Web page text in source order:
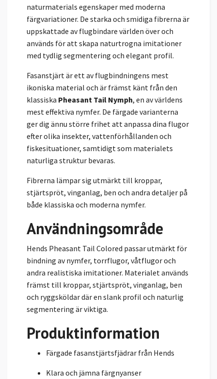
naturmaterials egenskaper med moderna
färgvariationer. De starka och smidiga fibrerna är
uppskattade av flugbindare världen över och
används för att skapa naturtrogna imitationer
med tydlig segmentering och elegant profil.
Fasanstjärt är ett av flugbindningens mest
ikoniska material och är främst känt från den
klassiska Pheasant Tail Nymph, en av världens
mest effektiva nymfer. De färgade varianterna
ger dig ännu större frihet att anpassa dina flugor
efter olika insekter, vattenförhållanden och
fiskesituationer, samtidigt som materialets
naturliga struktur bevaras.
Fibrerna lämpar sig utmärkt till kroppar,
stjärtspröt, vinganlag, ben och andra detaljer på
både klassiska och moderna nymfer.
Användningsområde
Hends Pheasant Tail Colored passar utmärkt för
bindning av nymfer, torrflugor, våtflugor och
andra realistiska imitationer. Materialet används
främst till kroppar, stjärtspröt, vinganlag, ben
och ryggsköldar där en slank profil och naturlig
segmentering är viktiga.
Produktinformation
Färgade fasanstjärtsfjädrar från Hends
Klara och jämna färgnyanser